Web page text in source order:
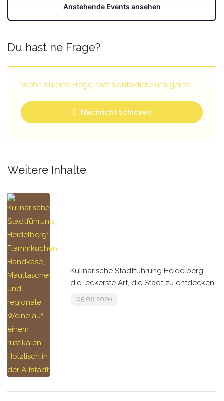
Anstehende Events ansehen
Du hast ne Frage?
Wenn du eine Frage hast, kontaktiere uns gerne!
Nachricht schicken
Weitere Inhalte
Kulinarische Stadtführung Heidelberg:
die leckerste Art, die Stadt zu entdecken
05.06.2026